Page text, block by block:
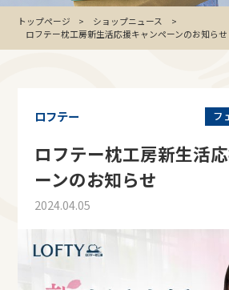
トップページ
ショップニュース
ロフテー枕工房新生活応援キャンペーンのお知らせ
フ
ロフテー
ロフテー枕工房新生活
ーンのお知らせ
2024.04.05